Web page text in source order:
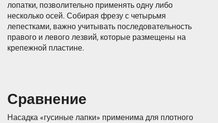
лопатки, позволительно применять одну либо
несколько осей. Собирая фрезу с четырьмя
лепестками, важно учитывать последовательность
правого и левого лезвий, которые размещены на
крепежной пластине.
Сравнение
Насадка «гусиные лапки» применима для плотного